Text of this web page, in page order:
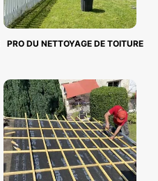
PRO DU NETTOYAGE DE TOITURE